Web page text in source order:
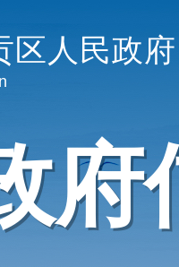
区人民政府
府